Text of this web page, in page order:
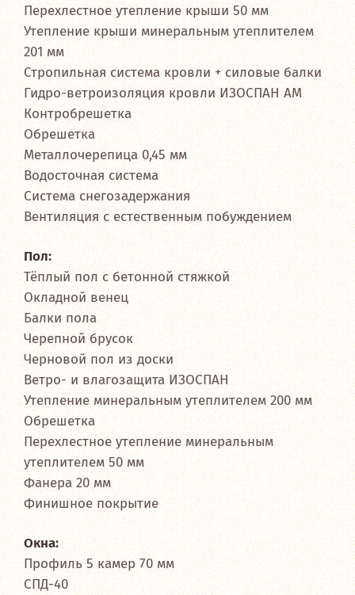
Перехлестное утепление крыши 50 мм
Утепление крыши минеральным утеплителем
201 мм
Стропильная система кровли + силовые балки
Гидро-ветроизоляция кровли ИЗОСПАН АМ
Контробрешетка
Обрешетка
Металлочерепица 0,45 мм
Водосточная система
Система снегозадержания
Вентиляция с естественным побуждением
Пол:
Тёплый пол с бетонной стяжкой
Окладной венец
Балки пола
Черепной брусок
Черновой пол из доски
Ветро- и влагозащита ИЗОСПАН
Утепление минеральным утеплителем 200 мм
Обрешетка
Перехлестное утепление минеральным
утеплителем 50 мм
Фанера 20 мм
Финишное покрытие
Окна:
Профиль 5 камер 70 мм
СПД-40